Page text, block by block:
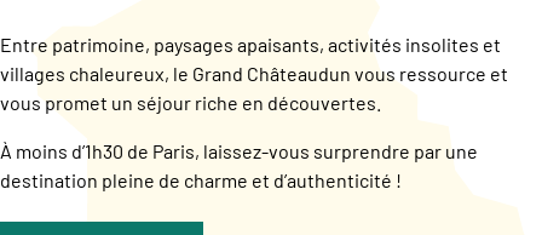
Entre patrimoine, paysages apaisants, activités insolites et
villages chaleureux, le Grand Châteaudun vous ressource et
vous promet un séjour riche en découvertes.
À moins d’1h30 de Paris, laissez-vous surprendre par une
destination pleine de charme et d’authenticité !